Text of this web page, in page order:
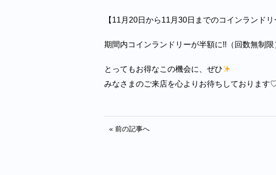
【11月20日から11月30日までのコインランドリ
期間内コインランドリーが半額に!!（回数無制限
とってもお得なこの機会に、ぜひ
みなさまのご来店を心よりお待ちしております
« 前の記事へ